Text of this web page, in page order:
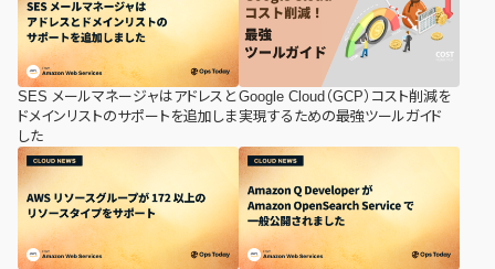
SES メールマネージャはアドレスと
ドメインリストのサポートを追加しま
した
Google Cloud（GCP）コスト削減を
実現するための最強ツールガイド